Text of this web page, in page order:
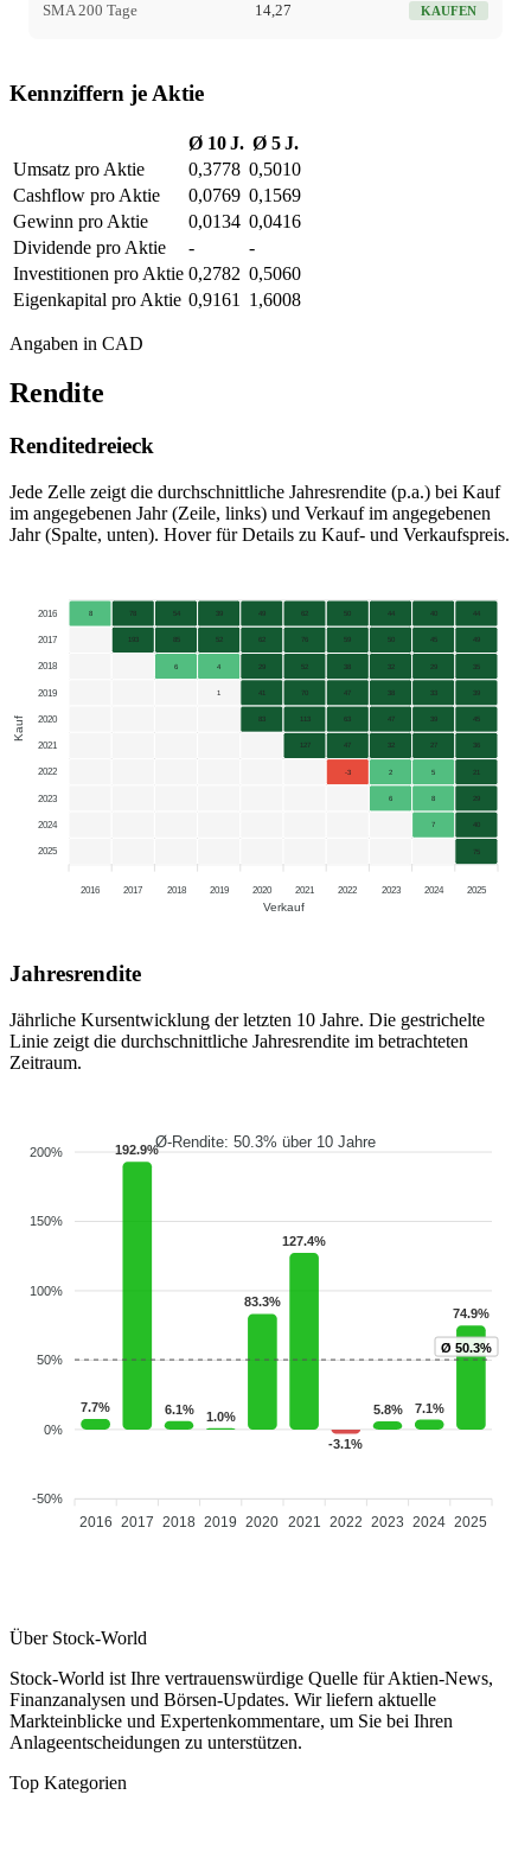
SMA 200 Tage 14,27 KAUFEN
Kennziffern je Aktie
Ø 10 J. Ø 5 J.
Umsatz pro Aktie
0,3778 0,5010
Cashflow pro Aktie
0,0769 0,1569
Gewinn pro Aktie
0,0134 0,0416
Dividende pro Aktie
-
-
Investitionen pro Aktie 0,2782 0,5060
Eigenkapital pro Aktie 0,9161 1,6008
Angaben in CAD
Rendite
Renditedreieck
Jede Zelle zeigt die durchschnittliche Jahresrendite (p.a.) bei Kauf
im angegebenen Jahr (Zeile, links) und Verkauf im angegebenen
Jahr (Spalte, unten). Hover für Details zu Kauf- und Verkaufspreis.
2016
2017
2018
2019
2020
2021
2022
2023
2024
2025
Kauf
8 78 54 39 49 62 50 44 40 44
193 85 52 62 76 59 50 45 49
6 4 29 52 38 32 29 35
1 41 70 47 38 33 39
83 113 63 47 39 45
127 47 32 27 36
-3 2 5 21
6 8 29
7 40
75
2016 2017 2018 2019 2020 2021 2022 2023 2024 2025
Verkauf
Jahresrendite
Jährliche Kursentwicklung der letzten 10 Jahre. Die gestrichelte
Linie zeigt die durchschnittliche Jahresrendite im betrachteten
Zeitraum.
Ø-Rendite: 50.3% über 10 Jahre
200%
150%
100%
50%
0%
-50%
7.7%
192.9%
6.1% 1.0%
83.3%
127.4%
-3.1%
5.8% 7.1%
74.9%
2016 2017 2018 2019 2020 2021 2022 2023 2024 2025
Ø 50.3%
Über Stock-World
Stock-World ist Ihre vertrauenswürdige Quelle für Aktien-News,
Finanzanalysen und Börsen-Updates. Wir liefern aktuelle
Markteinblicke und Expertenkommentare, um Sie bei Ihren
Anlageentscheidungen zu unterstützen.
Top Kategorien